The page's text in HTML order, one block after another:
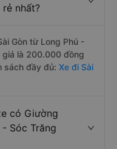
nhất?
Gòn từ Long Phú -
giá là 200.000 đồng
sách đầy đủ: Xe đi Sài
có Giường
Sóc Trăng